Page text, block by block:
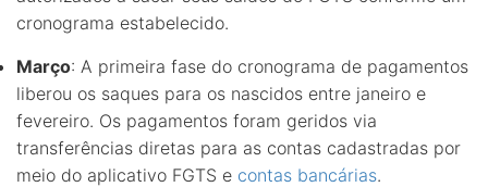
cronograma estabelecido.
Março: A primeira fase do cronograma de pagamentos
liberou os saques para os nascidos entre janeiro e
fevereiro. Os pagamentos foram geridos via
transferências diretas para as contas cadastradas por
meio do aplicativo FGTS e contas bancárias.